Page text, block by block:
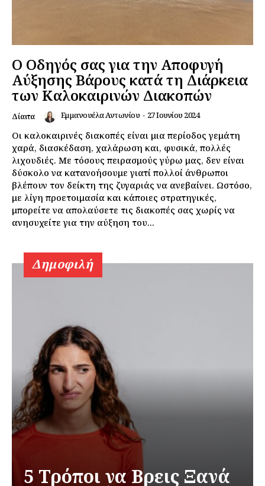
Ο Οδηγός σας για την Αποφυγή
Αύξησης Βάρους κατά τη Διάρκεια
των Καλοκαιρινών Διακοπών
Δίαιτα Εμμανουέλα Αντωνίου - 27 Ιουνίου 2024
Οι καλοκαιρινές διακοπές είναι μια περίοδος γεμάτη
χαρά, διασκέδαση, χαλάρωση και, φυσικά, πολλές
λιχουδιές. Με τόσους πειρασμούς γύρω μας, δεν είναι
δύσκολο να κατανοήσουμε γιατί πολλοί άνθρωποι
βλέπουν τον δείκτη της ζυγαριάς να ανεβαίνει. Ωστόσο,
με λίγη προετοιμασία και κάποιες στρατηγικές,
μπορείτε να απολαύσετε τις διακοπές σας χωρίς να
ανησυχείτε για την αύξηση του...
Δημοφιλή
5 Τρόποι να Βρεις Ξανά